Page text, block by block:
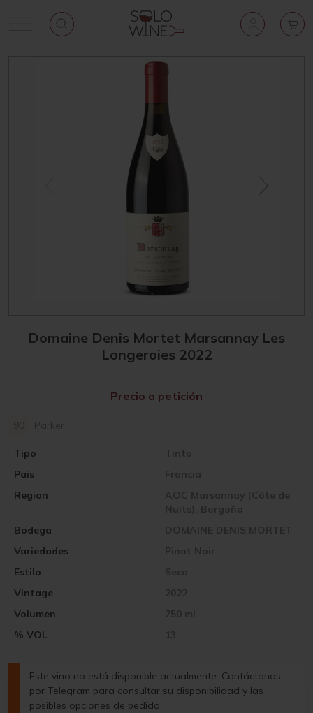
Domaine Denis Mortet Marsannay Les
Longeroies 2022
Parker
Pais Francia
Vintage 2022
Region
AOC Marsannay (Côte de
Nuits), Borgoña
Volumen 750 ml
Bodega DOMAINE DENIS MORTET
% VOL 13
Variedades Pinot Noir
Tipo Tinto
Estilo Seco
Precio a petición
Este vino no está disponible actualmente. Contáctanos
por Telegram para consultar su disponibilidad y las
posibles opciones de pedido.